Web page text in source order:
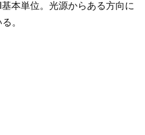
本単位。光源からある方向に
。